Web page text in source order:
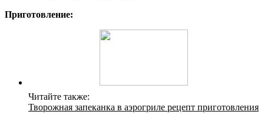
Приготовление:
Читайте также:
Творожная запеканка в аэрогриле рецепт приготовления